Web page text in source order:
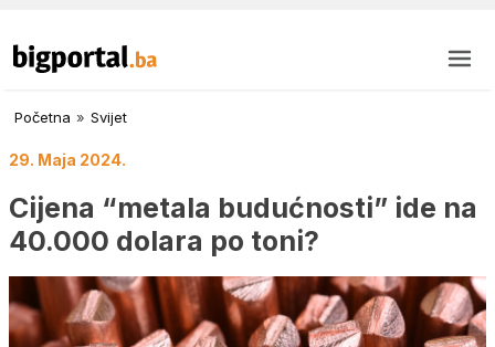
Početna » Svijet
29. Maja 2024.
Cijena “metala budućnosti” ide na
40.000 dolara po toni?